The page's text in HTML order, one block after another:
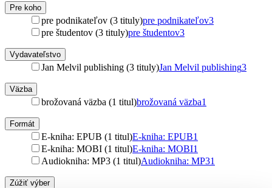
Pre koho
pre podnikateľov (3 tituly)pre podnikateľov3
pre študentov (3 tituly)pre študentov3
Vydavateľstvo
Jan Melvil publishing (3 tituly)Jan Melvil publishing3
Väzba
brožovaná väzba (1 titul)brožovaná väzba1
Formát
E-kniha: EPUB (1 titul)E-kniha: EPUB1
E-kniha: MOBI (1 titul)E-kniha: MOBI1
Audiokniha: MP3 (1 titul)Audiokniha: MP31
Zúžiť výber